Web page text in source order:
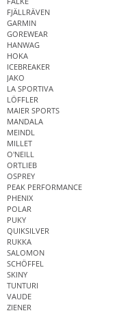
FJÄLLRÄVEN
GARMIN
GOREWEAR
HANWAG
HOKA
ICEBREAKER
JAKO
LA SPORTIVA
LÖFFLER
MAIER SPORTS
MANDALA
MEINDL
MILLET
O'NEILL
ORTLIEB
OSPREY
PEAK PERFORMANCE
PHENIX
POLAR
PUKY
QUIKSILVER
RUKKA
SALOMON
SCHÖFFEL
SKINY
TUNTURI
VAUDE
ZIENER